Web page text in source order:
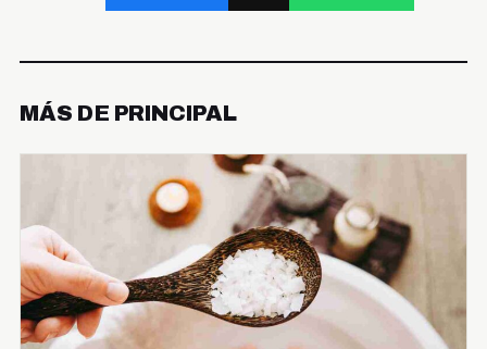
MÁS DE PRINCIPAL